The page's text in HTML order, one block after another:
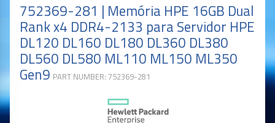
752369-281 | Memória HPE 16GB Dual
Rank x4 DDR4-2133 para Servidor HPE
DL120 DL160 DL180 DL360 DL380
DL560 DL580 ML110 ML150 ML350
Gen9 PART NUMBER: 752369-281